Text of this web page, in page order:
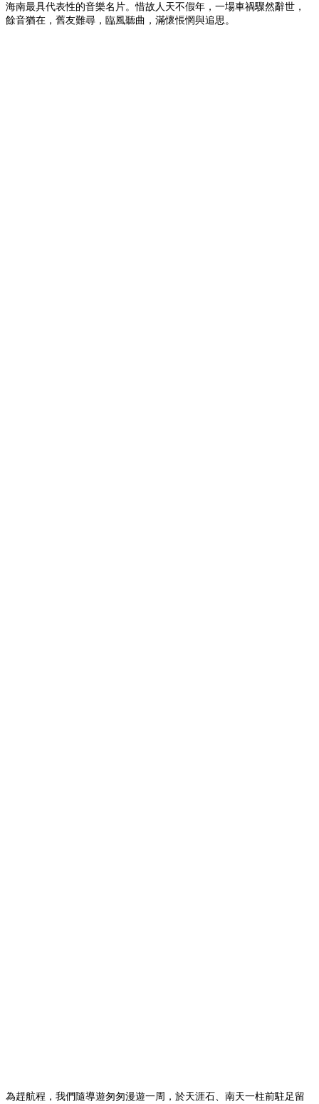
海南最具代表性的音樂名片。惜故人天不假年，一場車禍驟然辭世，
餘音猶在，舊友難尋，臨風聽曲，滿懷悵惘與追思。
為趕航程，我們隨導遊匆匆漫遊一周，於天涯石、南天一柱前駐足留